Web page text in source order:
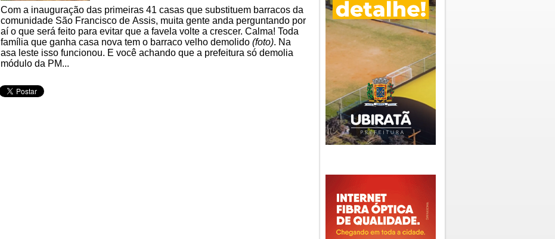
Com a inauguração das primeiras 41 casas que substituem barracos da
comunidade São Francisco de Assis, muita gente anda perguntando por
aí o que será feito para evitar que a favela volte a crescer. Calma! Toda
família que ganha casa nova tem o barraco velho demolido (foto). Na
asa leste isso funcionou. E você achando que a prefeitura só demolia
módulo da PM...